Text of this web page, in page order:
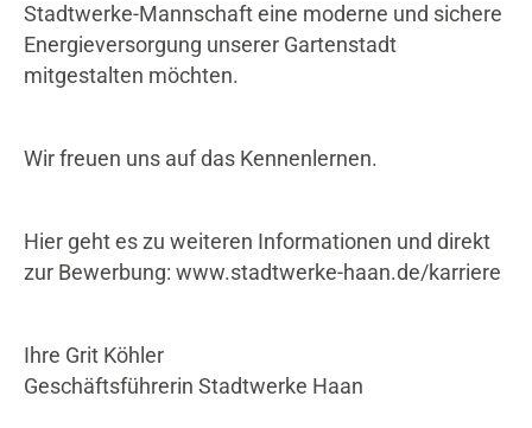
Stadtwerke-Mannschaft eine moderne und sichere
Energieversorgung unserer Gartenstadt
mitgestalten möchten.
Wir freuen uns auf das Kennenlernen.
Hier geht es zu weiteren Informationen und direkt
zur Bewerbung: www.stadtwerke-haan.de/karriere
Ihre Grit Köhler
Geschäftsführerin Stadtwerke Haan